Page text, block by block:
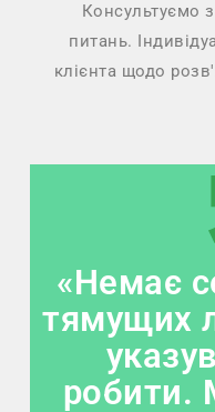
Консультуємо
питань.
клієнта щодо
«Немає
тямущих
робити.